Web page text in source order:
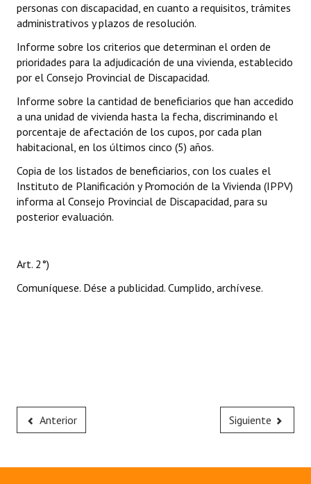
personas con discapacidad, en cuanto a requisitos, trámites
administrativos y plazos de resolución.
Informe sobre los criterios que determinan el orden de
prioridades para la adjudicación de una vivienda, establecido
por el Consejo Provincial de Discapacidad.
Informe sobre la cantidad de beneficiarios que han accedido
a una unidad de vivienda hasta la fecha, discriminando el
porcentaje de afectación de los cupos, por cada plan
habitacional, en los últimos cinco (5) años.
Copia de los listados de beneficiarios, con los cuales el
Instituto de Planificación y Promoción de la Vivienda (IPPV)
informa al Consejo Provincial de Discapacidad, para su
posterior evaluación.
Art. 2°)
Comuníquese. Dése a publicidad. Cumplido, archívese.
Anterior Siguiente